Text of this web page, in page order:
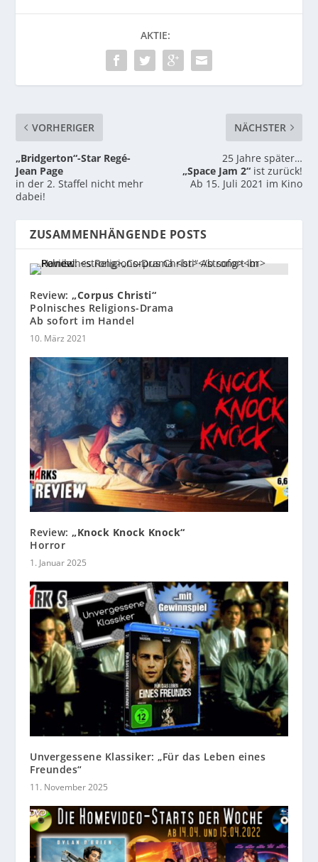
AKTIE:
VORHERIGER
„Bridgerton“-Star Regé-
Jean Page
in der 2. Staffel nicht mehr
dabei!
NÄCHSTER
25 Jahre später…
„Space Jam 2“ ist zurück!
Ab 15. Juli 2021 im Kino
ZUSAMMENHÄNGENDE POSTS
Review:„Corpus Christi“
Polnisches Religions-Drama
Ab sofort im Handel
10. März 2021
Review:„Knock Knock Knock“
Horror
1. Januar 2025
Unvergessene Klassiker: „Für das Leben eines
Freundes“
11. November 2025